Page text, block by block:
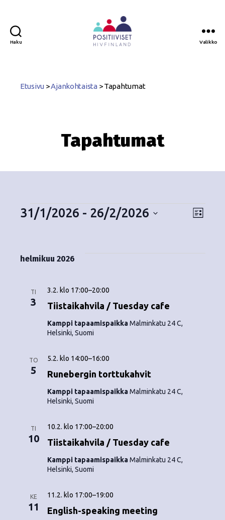
Haku Valikko
Etusivu >Ajankohtaista >Tapahtumat
Tapahtumat
NT
L
31/1/2026 - 26/2/2026
i
helmikuu 2026
TI
3 Tiistaikahvila / Tuesday cafe
3.2. klo 17:00–20:00
Kamppi tapaamispaikkaMalminkatu 24 C,
Helsinki, Suomi
TO
5 Runebergin torttukahvit
5.2. klo 14:00–16:00
Kamppi tapaamispaikkaMalminkatu 24 C,
Helsinki, Suomi
TI
10 Tiistaikahvila / Tuesday cafe
10.2. klo 17:00–20:00
Kamppi tapaamispaikkaMalminkatu 24 C,
Helsinki, Suomi
KE
11 English-speaking meeting
11.2. klo 17:00–19:00